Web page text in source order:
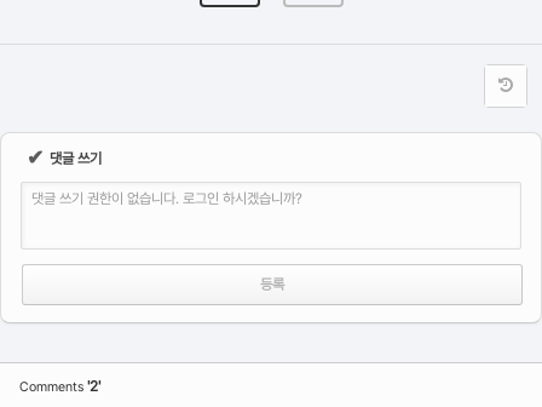
✔ 댓글 쓰기
댓글 쓰기 권한이 없습니다. 로그인 하시겠습니까?
Comments '2'